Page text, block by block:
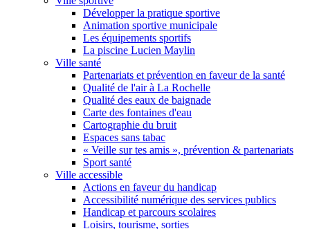
Développer la pratique sportive
Animation sportive municipale
Les équipements sportifs
La piscine Lucien Maylin
Ville santé
Partenariats et prévention en faveur de la santé
Qualité de l'air à La Rochelle
Qualité des eaux de baignade
Carte des fontaines d'eau
Cartographie du bruit
Espaces sans tabac
« Veille sur tes amis », prévention & partenariats
Sport santé
Ville accessible
Actions en faveur du handicap
Accessibilité numérique des services publics
Handicap et parcours scolaires
Loisirs, tourisme, sorties